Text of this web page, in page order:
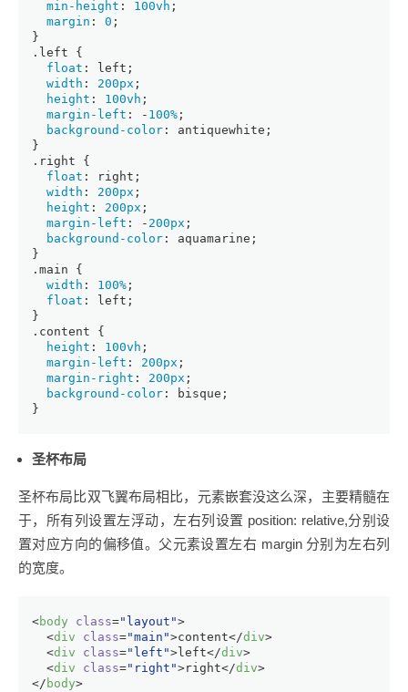
min-height : 100vh ;
margin : 0 ;
}
.left {
float : left;
width : 200px ;
height : 100vh ;
margin-left : - 100% ;
background-color : antiquewhite;
}
.right {
float : right;
width : 200px ;
height : 200px ;
margin-left : - 200px ;
background-color : aquamarine;
}
.main {
width : 100% ;
float : left;
}
.content {
height : 100vh ;
margin-left : 200px ;
margin-right : 200px ;
background-color : bisque;
}
圣杯布局
圣杯布局比双飞翼布局相比，元素嵌套没这么深，主要精髓在
于，所有列设置左浮动，左右列设置 position: relative,分别设
置对应方向的偏移值。父元素设置左右 margin 分别为左右列
的宽度。
<body class="layout">
<div class="main">content</div>
<div class="left"> left</div>
<div class="right">right</div>
</ body>